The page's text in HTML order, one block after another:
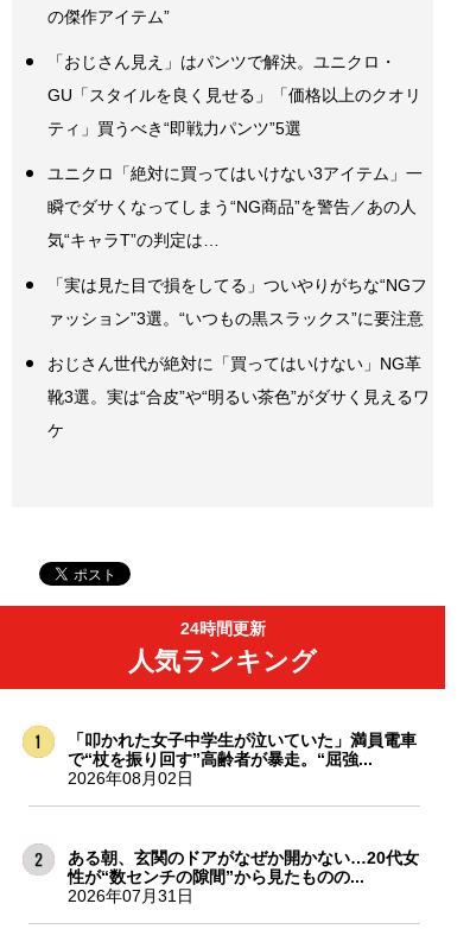
の傑作アイテム”
「おじさん見え」はパンツで解決。ユニクロ・
GU「スタイルを良く見せる」「価格以上のクオリ
ティ」買うべき“即戦力パンツ”5選
ユニクロ「絶対に買ってはいけない3アイテム」一
瞬でダサくなってしまう“NG商品”を警告／あの人
気“キャラT”の判定は…
「実は見た目で損をしてる」ついやりがちな“NGフ
ァッション”3選。“いつもの黒スラックス”に要注意
おじさん世代が絶対に「買ってはいけない」NG革
靴3選。実は“合皮”や“明るい茶色”がダサく見えるワ
ケ
24時間更新
人気ランキング
「叩かれた女子中学生が泣いていた」満員電車
で“杖を振り回す”高齢者が暴走。“屈強...
2026年08月02日
ある朝、玄関のドアがなぜか開かない…20代女
性が“数センチの隙間”から見たものの...
2026年07月31日